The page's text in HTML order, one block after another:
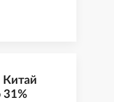
Китай
31%